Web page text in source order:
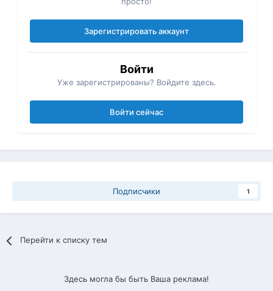
Зарегистрировать аккаунт
Войти
Уже зарегистрированы? Войдите здесь.
Войти сейчас
Подписчики 1
Перейти к списку тем
Здесь могла бы быть Ваша реклама!